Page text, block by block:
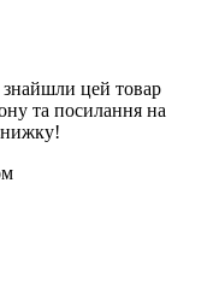
цей товар
та посилання на